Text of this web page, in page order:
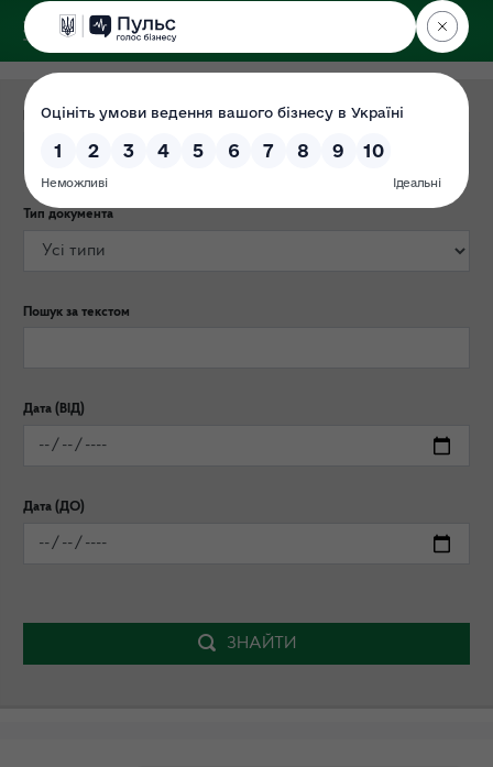
ДЕРЖЕКОІНСПЕКЦІЯ
у Львівській області
Категорія публікації
Тип документа
Пошук за текстом
Дата (ВІД)
Дата (ДО)
ЗНАЙТИ